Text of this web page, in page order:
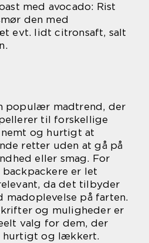
med avocado: Rist
den med
evt. lidt citronsaft, salt
populær madtrend, der
til forskellige
og hurtigt at
retter uden at gå på
eller smag. For
er let
da det tilbyder
madoplevelse på farten.
og muligheder er
valg for dem, der
hurtigt og lækkert.